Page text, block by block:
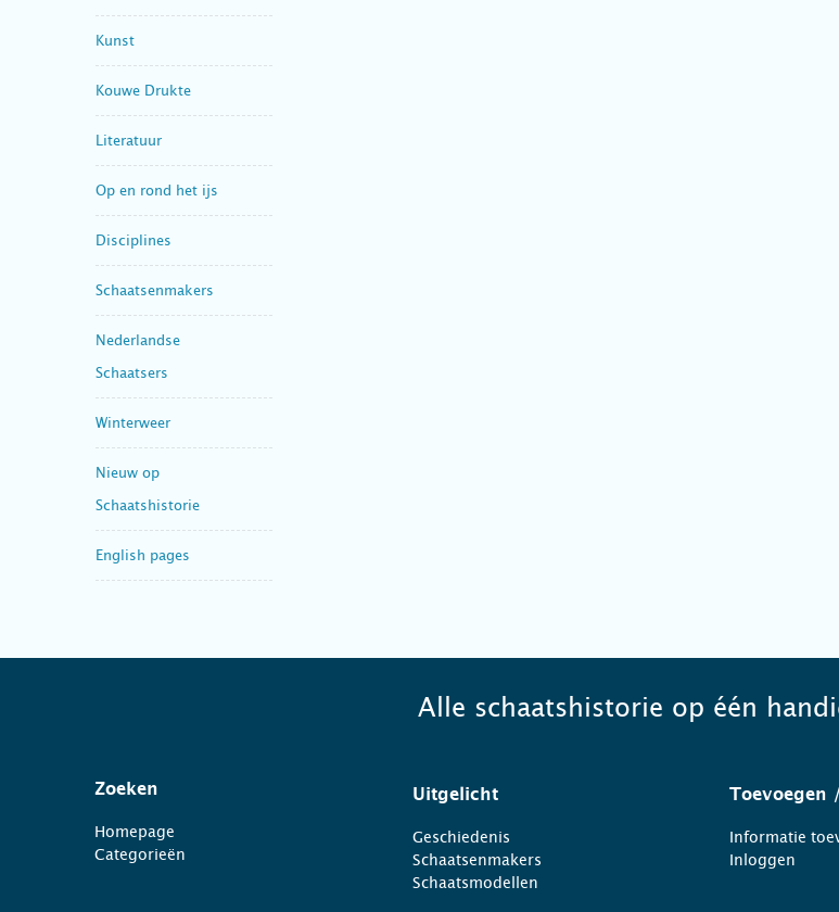
Kunst
Kouwe Drukte
Literatuur
Op en rond het ijs
Disciplines
Schaatsenmakers
Nederlandse
Schaatsers
Winterweer
Nieuw op
Schaatshistorie
English pages
Alle schaatshistorie op één
Zoeken
Homepage
Categorieën
Uitgelicht
Geschiedenis
Schaatsenmakers
Schaatsmodellen
Toevoegen
Informatie
Inloggen